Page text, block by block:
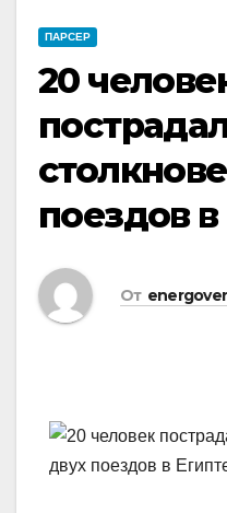
ПАРСЕР
20
поездов в
От